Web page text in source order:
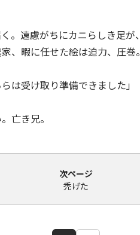
。遠慮がちにカニらしき足
、暇に任せた絵は迫力、圧巻。
は受け取り準備できました」
。亡き兄。
次ページ
禿げた